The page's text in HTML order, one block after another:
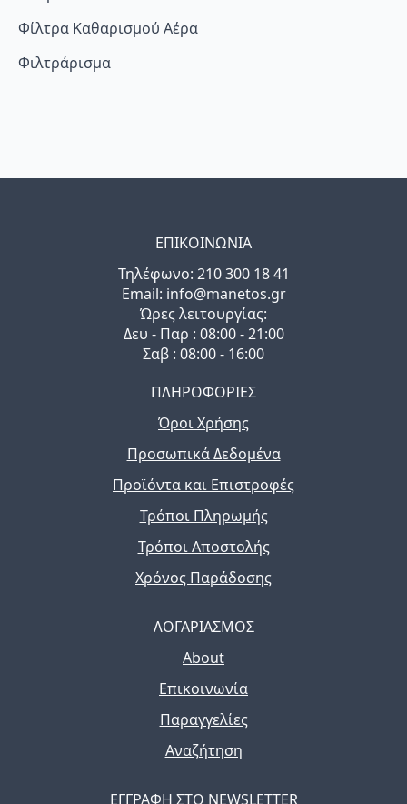
Φίλτρα Καθαρισμού Αέρα
Φιλτράρισμα
ΕΠΙΚΟΙΝΩΝΙΑ
Τηλέφωνo: 210 300 18 41
Email: info@manetos.gr
Ώρες λειτουργίας:
Δευ - Παρ : 08:00 - 21:00
Σαβ : 08:00 - 16:00
ΠΛΗΡΟΦΟΡΙΕΣ
Όροι Χρήσης
Προσωπικά Δεδομένα
Προϊόντα και Επιστροφές
Τρόποι Πληρωμής
Τρόποι Αποστολής
Χρόνος Παράδοσης
ΛΟΓΑΡΙΑΣΜΟΣ
About
Επικοινωνία
Παραγγελίες
Αναζήτηση
ΕΓΓΡΑΦΗ ΣΤΟ NEWSLETTER